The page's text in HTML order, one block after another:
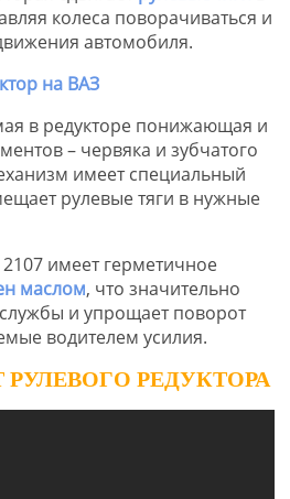
колеса поворачиваться и
автомобиля.
в редукторе понижающая и
– червяка и зубчатого
имеет специальный
рулевые тяги в нужные
имеет герметичное
маслом, что значительно
и упрощает поворот
водителем усилия.
РЕДУКТОРА